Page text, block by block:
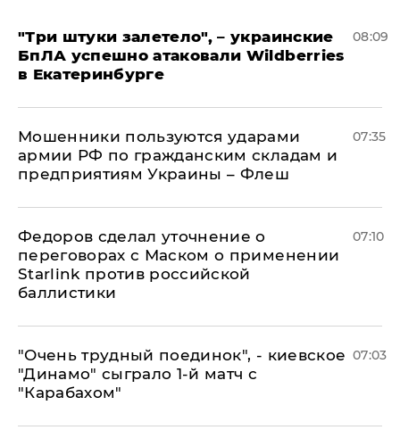
"Три штуки залетело", – украинские
БпЛА успешно атаковали Wildberries
в Екатеринбурге
08:09
Мошенники пользуются ударами
армии РФ по гражданским складам и
предприятиям Украины – Флеш
07:35
Федоров сделал уточнение о
переговорах с Маском о применении
Starlink против российской
баллистики
07:10
"Очень трудный поединок", - киевское
"Динамо" сыграло 1-й матч с
"Карабахом"
07:03